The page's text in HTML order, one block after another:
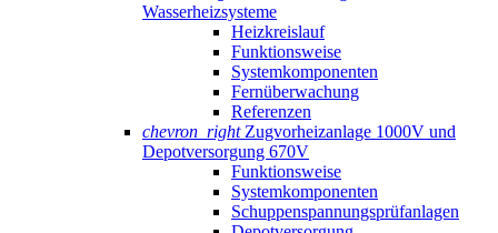
Wasserheizsysteme
Heizkreislauf
Funktionsweise
Systemkomponenten
Fernüberwachung
Referenzen
chevron_right Zugvorheizanlage 1000V und
Depotversorgung 670V
Funktionsweise
Systemkomponenten
Schuppenspannungs­prüfanlagen